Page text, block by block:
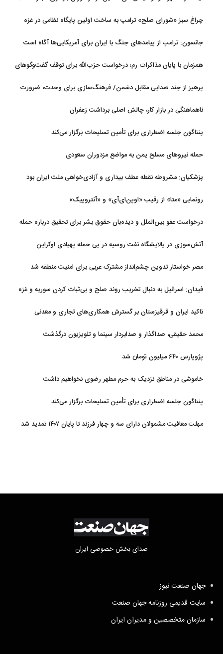
چراغ سبز «شورای صلح» ترامپ به ساخت اولین پایگاه نظامی در غزه
جانسون: ترامپ از پیامدهای جنگ با ایران برای آمریکایی‌ها آگاه است
همزمان با پایان مذاکرات رم؛ درخواست حزب‌الله برای توقف گفت‌وگوهای
پرهیز از چند صدایی مقابل دشمن/ فرهنگ‌سازی برای وحدت، ضرورت
ناهماهنگی در بازار کار، چالش اصلی برداشت زعفران
پنتاگون جلسه اضطراری برای تأمین تسلیحات برگزار می‌کند
حمله نیروهای مسلح یمن به مواضع مزدوران سعودی
پزشکیان: مشروطه نقطه عطف بیداری و آزادی‌خواهی ملت ایران بود
رونمایی «متا» از رقیب «اوپن‌ای‌آی» و «آنتروپیک»
درخواست عفو بین‌الملل و دیده‌بان حقوق بشر برای تحقیق درباره حمله
آتش‌سوزی در پالایشگاه نفت روسیه در پی حمله پهپادی اوکراین
مصر خواستار تدوین چشم‌انداز مشترک عربی برای امنیت منطقه شد
فیدان: اسرائیل به دنبال تخریب روند صلح و بی‌ثبات کردن سوریه و غزه
تاکید ایران و قرقیزستان بر گسترش همکاری‌های تجاری و معدنی
محمد حقیقی، صداگذار و صدابردار سینما و تلویزیون درگذشت
پژوپارس ۶۴۰ میلیون تومان شد
خاموشی در مناطق نزدیک به حرم مطهر رضوی نخواهیم داشت
پنتاگون جلسه اضطراری برای تأمین تسلیحات برگزار می‌کند
مهلت معافیت مشمولان دارای سه و چهار فرزند تا پایان ۱۴۰۷ تمدید شد
صدای بخش خصوصی ایران
جهان صنعت نیوز
سایت قدیمی روزنامه جهان صنعت
سازمان متخصصین و مدیران ایران